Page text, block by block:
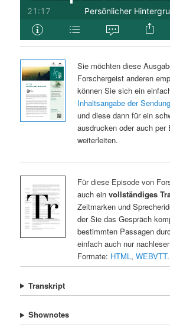
Sie möchten diese
Forschergeist anderen
können Sie sich ein
Inhaltsangabe der Sendung
und diese dann für ein
ausdrucken oder auch per
weiterleiten.
Für diese Episode von
auch ein vollständiges
Zeitmarken und
der Sie das Gespräch
bestimmten Passagen
einfach auch nur
Formate: HTML, WEBVTT.
Transkript
Shownotes